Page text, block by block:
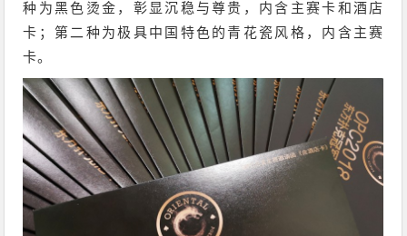
种为黑色烫金，彰显沉稳与尊贵，内含主赛卡和酒店
卡；第二种为极具中国特色的青花瓷风格，内含主赛
卡。